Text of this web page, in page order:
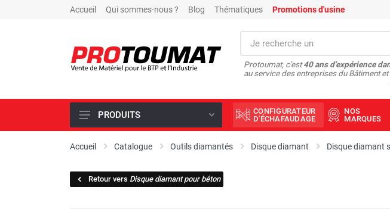
Accueil Qui sommes-nous ? Blog Thématiques Promotions d'usine
Protoumat, c'est40 ans d'expérience
au service des entreprises du Bâtiment
PROMOTIONS D'USINE
SCIAGE ET FORAGE
PRODUITS
CONFIGURATEUR
D'ÉCHAFAUDAGE
NOS
MARQUES
Accueil Catalogue Outils diamantés Disque diamant Disque diamant
Retour vers Disque diamant pour béton